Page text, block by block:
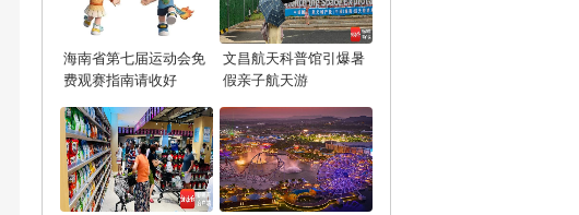
海南省第七届运动会免
费观赛指南请收好
文昌航天科普馆引爆暑
假亲子航天游